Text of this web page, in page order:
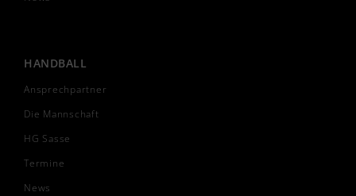
HANDBALL
Ansprechpartner
Die Mannschaft
HG Sasse
Termine
News